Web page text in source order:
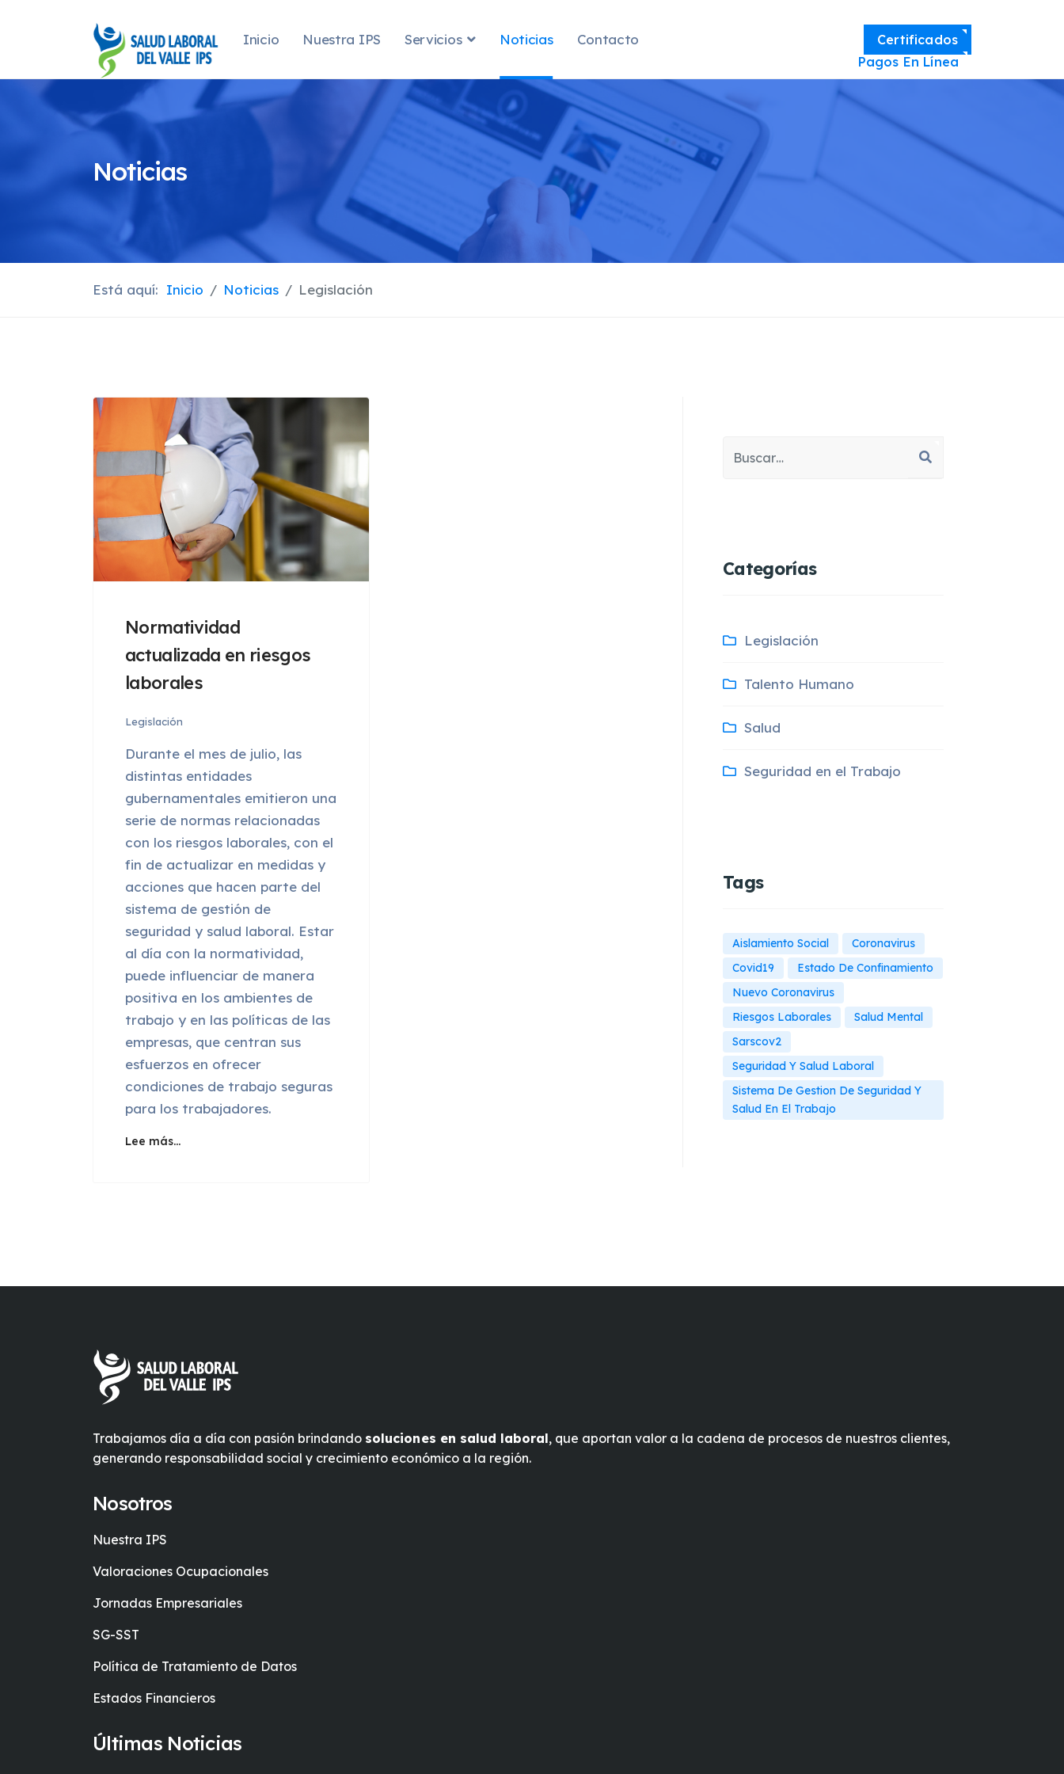
Inicio Nuestra IPS Servicios Noticias Contacto
Certificados
Pagos En Línea
Noticias
Está aquí: Inicio Noticias Legislación
Normatividad
actualizada en riesgos
laborales
Legislación
Durante el mes de julio, las
distintas entidades
gubernamentales emitieron una
serie de normas relacionadas
con los riesgos laborales, con el
fin de actualizar en medidas y
acciones que hacen parte del
sistema de gestión de
seguridad y salud laboral. Estar
al día con la normatividad,
puede influenciar de manera
positiva en los ambientes de
trabajo y en las políticas de las
empresas, que centran sus
esfuerzos en ofrecer
condiciones de trabajo seguras
para los trabajadores.
Lee más…
Categorías
Legislación
Talento Humano
Salud
Seguridad en el Trabajo
Tags
Aislamiento Social
Coronavirus
Covid19
Estado De Confinamiento
Nuevo Coronavirus
Riesgos Laborales
Salud Mental
Sarscov2
Seguridad Y Salud Laboral
Sistema De Gestion De Seguridad Y
Salud En El Trabajo
Trabajamos día a día con pasión brindando soluciones en salud laboral, que aportan valor a la cadena de procesos de nuestros clientes,
generando responsabilidad social y crecimiento económico a la región.
Nosotros
Nuestra IPS
Valoraciones Ocupacionales
Jornadas Empresariales
SG-SST
Política de Tratamiento de Datos
Estados Financieros
Últimas Noticias